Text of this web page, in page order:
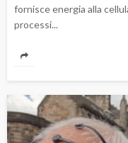
fornisce energia alla
processi...